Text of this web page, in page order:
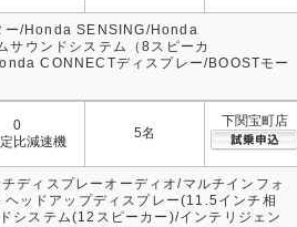
ー/Honda SENSING/Honda
ウンドシステム（8スピーカ
CONNECTディスプレー/BOOSTモー
0
比減速機
5名
下関宝町店
ディスプレーオーディオ/マルチインフォ
ヘッドアップディスプレー(11.5インチ相
システム(12スピーカー)/インテリジェン